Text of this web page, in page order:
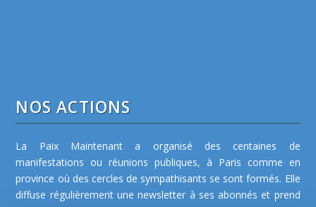
NOS ACTIONS
La Paix Maintenant a organisé des centaines de
manifestations ou réunions publiques, à Paris comme en
province où des cercles de sympathisants se sont formés. Elle
diffuse régulièrement une newsletter à ses abonnés et prend